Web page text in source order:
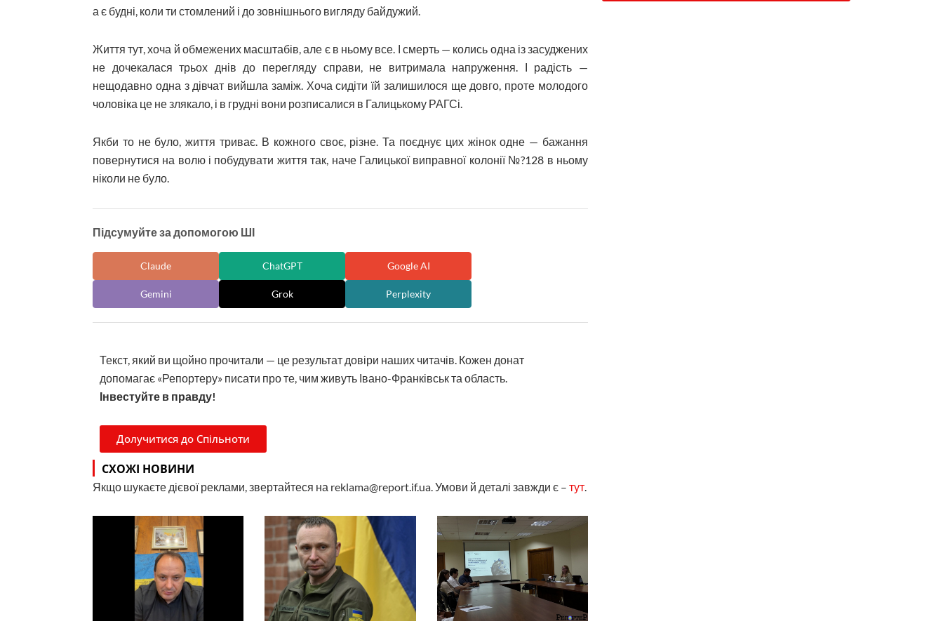
а є будні, коли ти стомлений і до зовнішнього вигляду байдужий.
Життя тут, хоча й обмежених масштабів, але є в ньому все. І смерть — колись одна із засуджених
не дочекалася трьох днів до перегляду справи, не витримала напруження. І радість —
нещодавно одна з дівчат вийшла заміж. Хоча сидіти їй залишилося ще довго, проте молодого
чоловіка це не злякало, і в грудні вони розписалися в Галицькому РАГСі.
Якби то не було, життя триває. В кожного своє, різне. Та поєднує цих жінок одне — бажання
повернутися на волю і побудувати життя так, наче Галицької виправної колонії №?128 в ньому
ніколи не було.
Підсумуйте за допомогою ШІ
Claude ChatGPT Google AI
Gemini Grok Perplexity
Текст, який ви щойно прочитали — це результат довіри наших читачів. Кожен донат
допомагає «Репортеру» писати про те, чим живуть Івано-Франківськ та область.
Інвестуйте в правду!
Долучитися до Спільноти
СХОЖІ НОВИНИ
Якщо шукаєте дієвої реклами, звертайтеся на reklama@report.if.ua. Умови й деталі завжди є – тут